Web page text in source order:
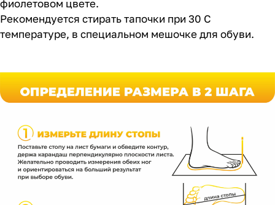
фиолетовом цвете.
Рекомендуется стирать тапочки при 30 С
температуре, в специальном мешочке для обуви.